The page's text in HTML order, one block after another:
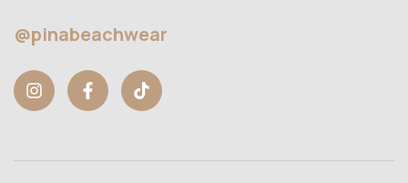
@pinabeachwear